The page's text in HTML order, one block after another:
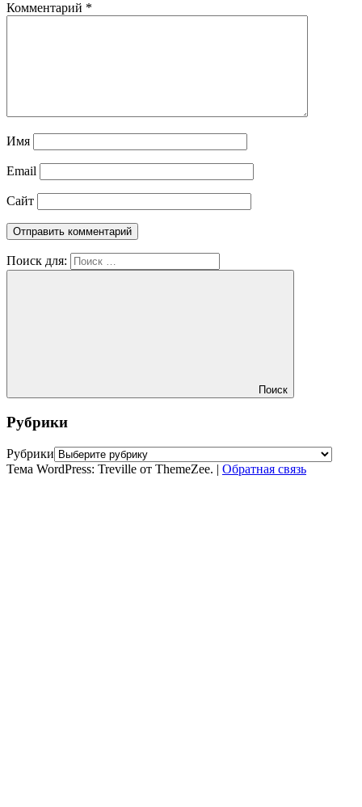
Комментарий *
Имя
Email
Сайт
Поиск для:
Поиск
Рубрики
Рубрики
Тема WordPress: Treville от ThemeZee. | Обратная связь